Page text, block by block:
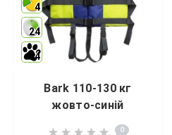
4
24
4
Bark 110-130 кг
жовто-синій
0